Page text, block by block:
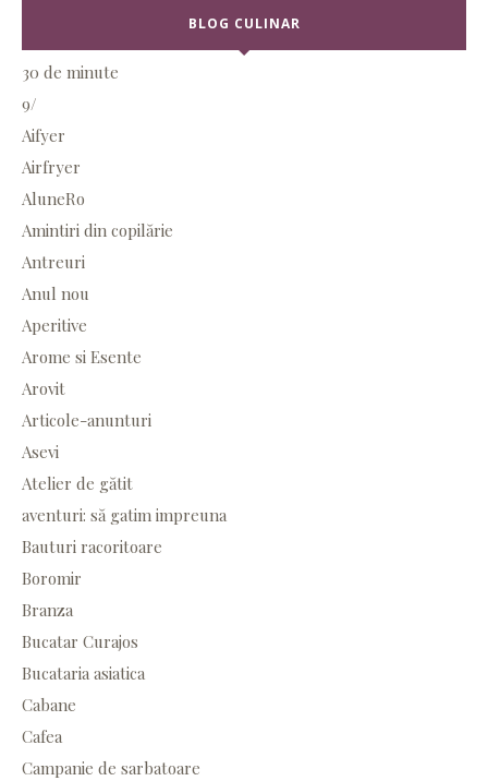
BLOG CULINAR
30 de minute
9/
Aifyer
Airfryer
AluneRo
Amintiri din copilărie
Antreuri
Anul nou
Aperitive
Arome si Esente
Arovit
Articole-anunturi
Asevi
Atelier de gătit
aventuri: să gatim impreuna
Bauturi racoritoare
Boromir
Branza
Bucatar Curajos
Bucataria asiatica
Cabane
Cafea
Campanie de sarbatoare